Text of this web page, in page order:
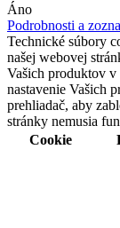
Áno
Podrobnosti a
Technické súbory
našej webovej
Vašich produktov
nastavenie Vašich
prehliadač, aby
stránky nemusia
Cookie